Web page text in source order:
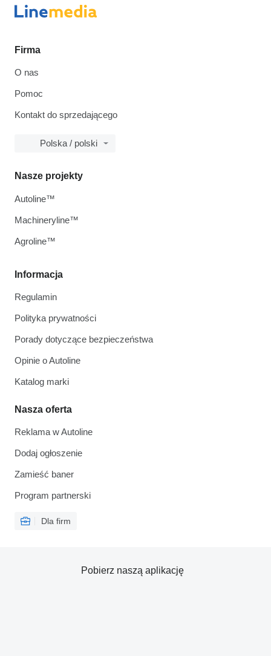
Firma
O nas
Pomoc
Kontakt do sprzedającego
Polska / polski
Informacja
Regulamin
Polityka prywatności
Porady dotyczące bezpieczeństwa
Opinie o Autoline
Katalog marki
Nasza oferta
Reklama w Autoline
Dodaj ogłoszenie
Zamieść baner
Program partnerski
Dla firm
Nasze projekty
Autoline™
Machineryline™
Agroline™
Pobierz naszą aplikację